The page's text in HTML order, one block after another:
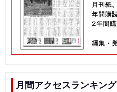
月間アクセスランキング